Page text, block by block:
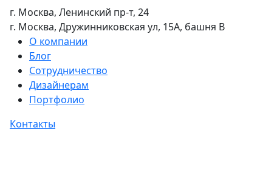
г. Москва, Ленинский пр-т, 24
г. Москва, Дружинниковская ул, 15А, башня В
О компании
Блог
Сотрудничество
Дизайнерам
Портфолио
Контакты